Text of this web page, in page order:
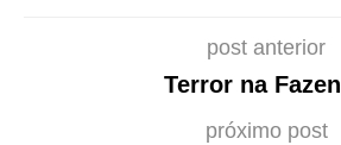
post anterior
Terror na
próximo post